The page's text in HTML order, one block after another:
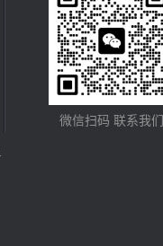
微信扫码 联系我们